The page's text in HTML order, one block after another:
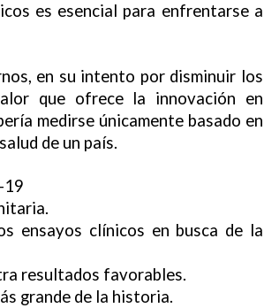
es esencial para enfrentarse a
en su intento por disminuir los
que ofrece la innovación en
medirse únicamente basado en
de un país.
19
ensayos clínicos en busca de la
resultados favorables.
grande de la historia.